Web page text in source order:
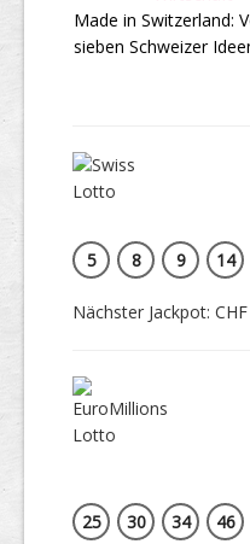
Made in Switzerland:
sieben Schweizer
5
8 9 14
Nächster Jackpot:
25
30 34 46